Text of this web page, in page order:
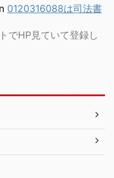
0120316088は司法書
でHP見ていて登録し